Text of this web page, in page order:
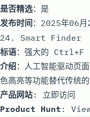
是否精选：是
发布时间 ：2025年06
24. Smart Finder
标语：强大的 Ctrl+F
介绍：人工智能驱动页
色高亮等功能替代传统
产品网站: 立即访问
Product Hunt :